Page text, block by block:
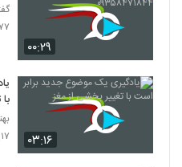
۰۰:۲۹
۲۷۷
۰۳:۱۶
۱۷ بازدید